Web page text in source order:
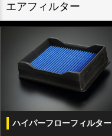
エアフィルター
ハイパーフローフィルター